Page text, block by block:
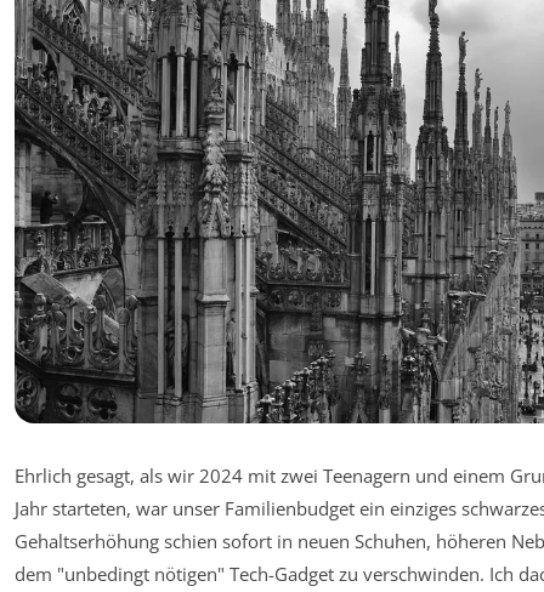
Ehrlich gesagt, als wir 2024 mit zwei Teenagern und einem
Jahr starteten, war unser Familienbudget ein einziges
Gehaltserhöhung schien sofort in neuen Schuhen, höheren
dem "unbedingt nötigen" Tech-Gadget zu verschwinden. Ich